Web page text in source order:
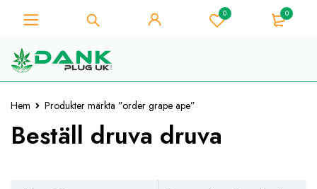
0 0
Hem Produkter märkta ”order grape ape”
Beställ druva druva
För Weed Lover - Få 10%
omedelbar rabatt på varje
"WELCOME10"